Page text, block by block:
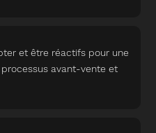
et être réactifs pour une
avant-vente et